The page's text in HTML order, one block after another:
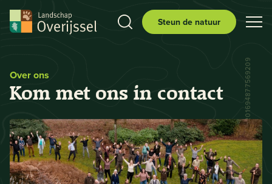
Steun de natuur
Over ons
Kom met ons in contact 52.4925693204074, 6.201694877569209